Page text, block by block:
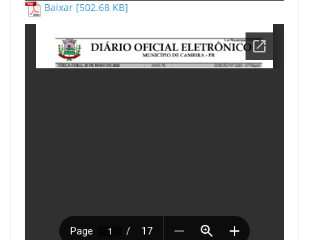
Baixar [502.68 KB]